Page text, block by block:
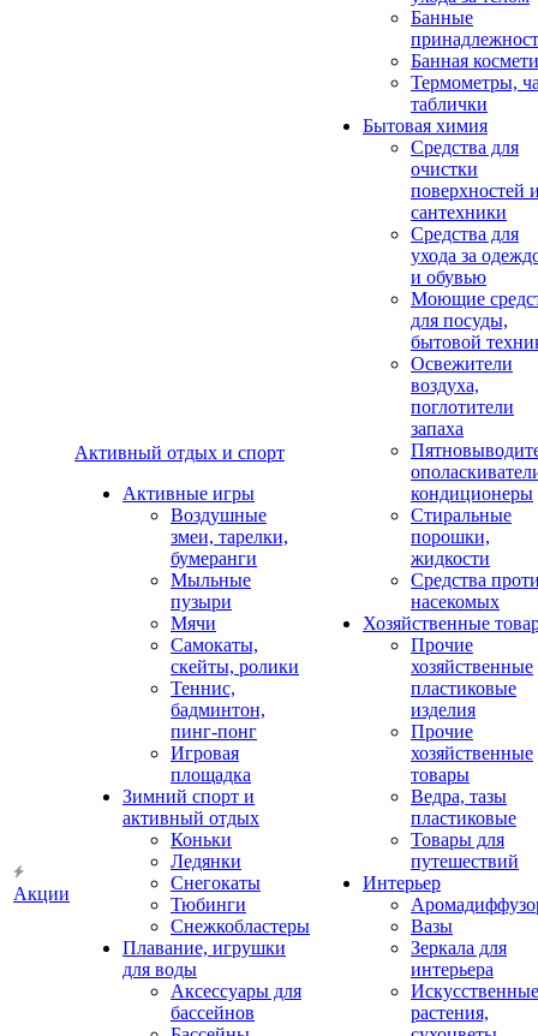
Акции
Активный отдых и спорт
Активные игры
Воздушные
змеи, тарелки,
бумеранги
Мыльные
пузыри
Мячи
Самокаты,
скейты, ролики
Теннис,
бадминтон,
пинг-понг
Игровая
площадка
Зимний спорт и
активный отдых
Коньки
Ледянки
Снегокаты
Тюбинги
Снежкобластеры
Плавание, игрушки
для воды
Аксессуары для
бассейнов
Банные
Банная
Термометры,
таблички
Бытовая химия
Средства для
очистки
поверхностей
сантехники
Средства для
ухода за
и обувью
Моющие
для посуды,
бытовой
Освежители
воздуха,
поглотители
запаха
кондиционеры
Стиральные
порошки,
жидкости
Средства
насекомых
Хозяйственные
Прочие
хозяйственные
пластиковые
изделия
Прочие
хозяйственные
товары
Ведра, тазы
пластиковые
Товары для
путешествий
Интерьер
Вазы
Зеркала для
интерьера
Искусственные
растения,